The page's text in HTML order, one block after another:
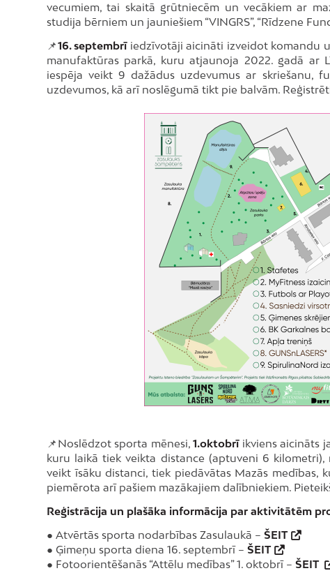
vecumiem, tai skaitā grūtniecēm un vecākiem ar
studija bērniem un jauniešiem “VINGRS”, “Rīdzene
📌16. septembrī iedzīvotāji aicināti izveidot komandu
manufaktūras parkā, kuru atjaunoja 2022. gadā ar
iespēja veikt 9 dažādus uzdevumus ar skriešanu,
uzdevumos, kā arī noslēgumā tikt pie balvām.
📌Noslēdzot sporta mēnesi,1.oktobrīikviens aicināts
kuru laikā tiek veikta distance (aptuveni 6 kilometri),
veikt īsāku distanci, tiek piedāvātas Mazās medības,
piemērota arī pašiem mazākajiem dalībniekiem.
Reģistrācija un plašāka informācija par aktivitātēm
● Atvērtās sporta nodarbības Zasulaukā – ŠEIT
● Ģimeņu sporta diena 16. septembrī – ŠEIT
● Fotoorientēšanās “Attēlu medības” 1. oktobrī – ŠEIT